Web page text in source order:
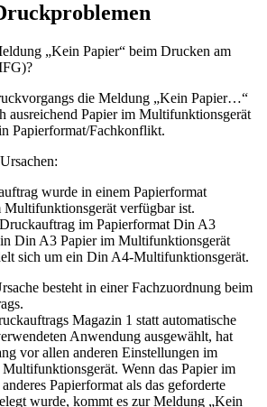
„Kein Papier“ beim Drucken am
die Meldung „Kein Papier…“
ausreichend Papier im Multifunktionsgerät
Papierformat/Fachkonflikt.
wurde in einem Papierformat
Multifunktionsgerät verfügbar ist.
im Papierformat Din A3
Din A3 Papier im Multifunktionsgerät
sich um ein Din A4-Multifunktionsgerät.
besteht in einer Fachzuordnung beim
Magazin 1 statt automatische
Anwendung ausgewählt, hat
vor allen anderen Einstellungen im
Wenn das Papier im
Papierformat als das geforderte
wurde, kommt es zur Meldung „Kein